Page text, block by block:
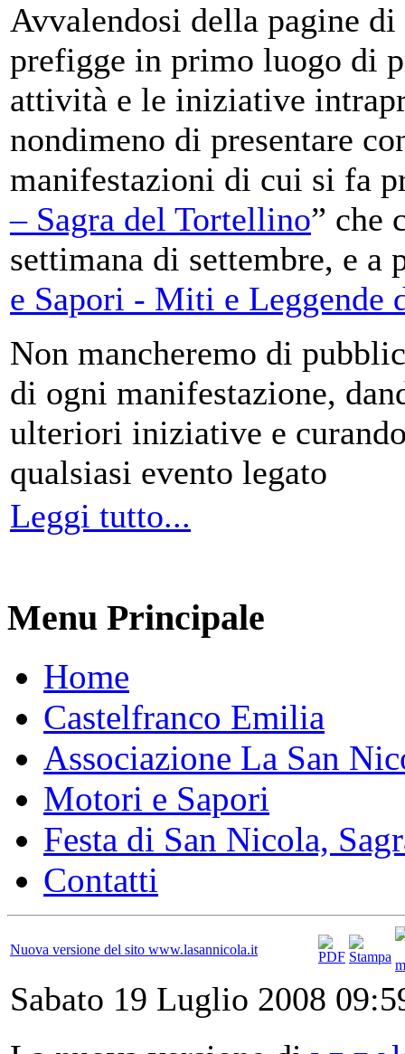
Avvalendosi della pagine
prefigge in primo luogo di
attività e le iniziative
nondimeno di presentare
manifestazioni di cui si fa
– Sagra del Tortellino” che
settimana di settembre, e a
e Sapori - Miti e Leggende
Non mancheremo di
di ogni manifestazione,
ulteriori iniziative e
qualsiasi evento legato
Leggi tutto...
Menu Principale
Home
Castelfranco Emilia
Associazione La San
Motori e Sapori
Festa di San Nicola,
Contatti
Nuova versione del sito www.lasannicola.it
Sabato 19 Luglio 2008